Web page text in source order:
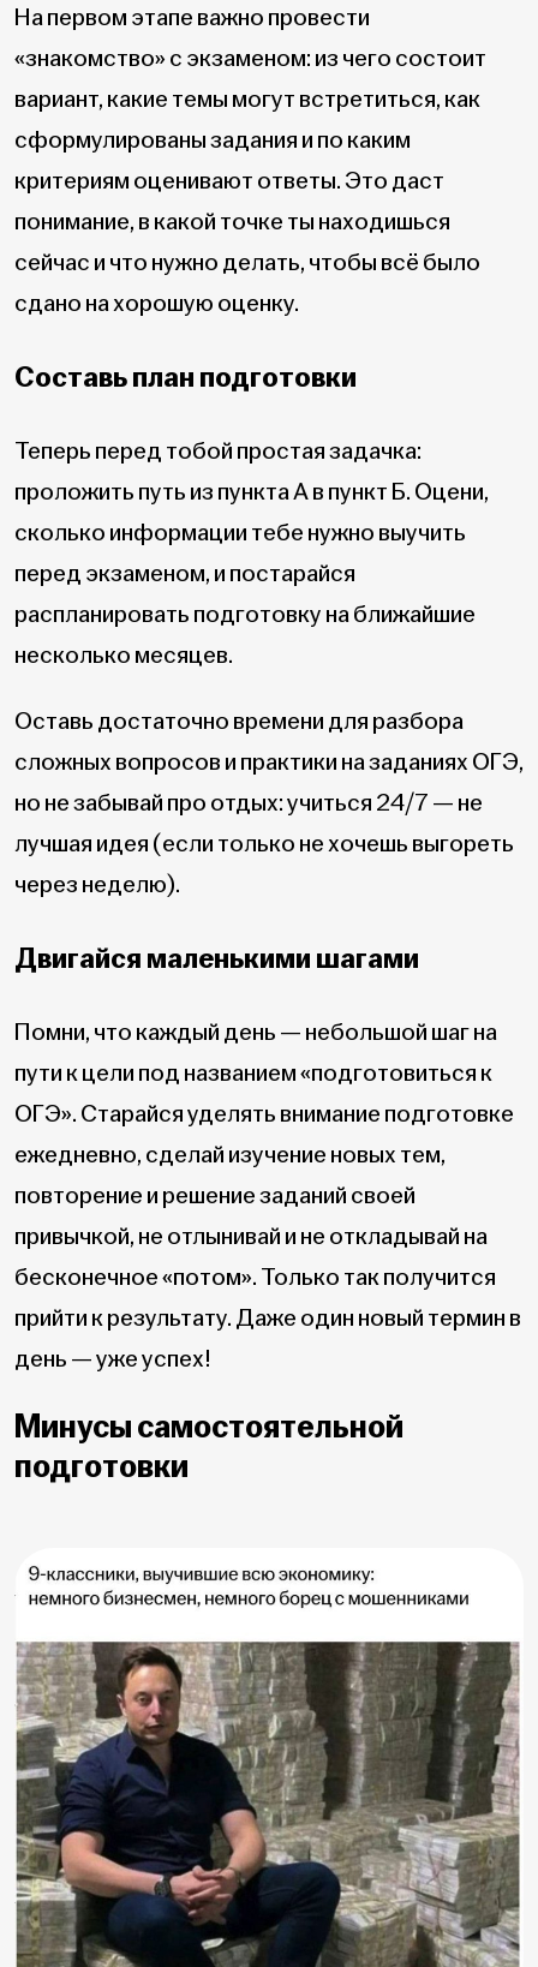
На первом этапе важно провести
«знакомство» с экзаменом: из чего состоит
вариант, какие темы могут встретиться, как
сформулированы задания и по каким
критериям оценивают ответы. Это даст
понимание, в какой точке ты находишься
сейчас и что нужно делать, чтобы всё было
сдано на хорошую оценку.
Составь план подготовки
Теперь перед тобой простая задачка:
проложить путь из пункта А в пункт Б. Оцени,
сколько информации тебе нужно выучить
перед экзаменом, и постарайся
распланировать подготовку на ближайшие
несколько месяцев.
Оставь достаточно времени для разбора
сложных вопросов и практики на заданиях ОГЭ,
но не забывай про отдых: учиться 24/7 — не
лучшая идея (если только не хочешь выгореть
через неделю).
Двигайся маленькими шагами
Помни, что каждый день — небольшой шаг на
пути к цели под названием «подготовиться к
ОГЭ». Старайся уделять внимание подготовке
ежедневно, сделай изучение новых тем,
повторение и решение заданий своей
привычкой, не отлынивай и не откладывай на
бесконечное «потом». Только так получится
прийти к результату. Даже один новый термин в
день — уже успех!
Минусы самостоятельной
подготовки